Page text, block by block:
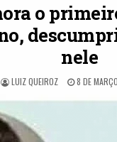
o
nele
LUIZ QUEIROZ 8 DE